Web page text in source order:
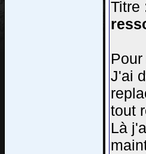
Titre
J'ai
tout
Là